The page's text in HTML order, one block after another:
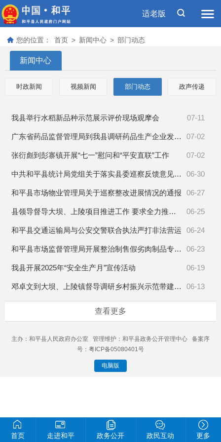
适老版
您的位置： 首页 > 新闻中心 > 部门动态
新闻中心
时政新闻 视频新闻 部门动态 政声传递
07-11
我县举行水稻新品种示范展示评价现场观摩会
07-02
广东省药品监督管理局到我县调研药品生产企业发展工作
07-02
张衍彪到彭寨镇开展“七一”慰问和“平安直联”工作
06-30
中共和平县统计局党组关于落实县委巡察反馈意见的整改情况报告
06-27
和平县市场物业管理局关于巡察整改进展情况的通报
06-25
县领导督导大坝、上陵项目推进工作 要求全力推进乡村振兴示范带建设迈向新台阶
06-24
和平县交通运输局与公安交警联合执法严打非法营运
06-23
和平县市场监督管理局开展整治制售假劣肉制品专项检查
06-19
我县开展2025年“安全生产月”宣传活动
06-13
邓卓文到大坝、上陵镇督导调研乡村振兴示范带建设工作
查看更多
主办：和平县人民政府办公室 管理维护：和平县政务公开管理中心 备案序
号：粤ICP备05080401号
电脑版
首页 走进和平 政务公开 政民互动 更多